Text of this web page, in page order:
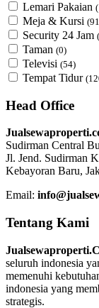
Lemari Pakaian
Meja & Kursi
Security 24 Jam
Taman (0)
Televisi (54)
Tempat Tidur
Head Office
Sudirman Central
Jl. Jend. Sudirman
Kebayoran Baru,
Email:
Tentang Kami
seluruh indonesia
memenuhi
indonesia yang
strategis.